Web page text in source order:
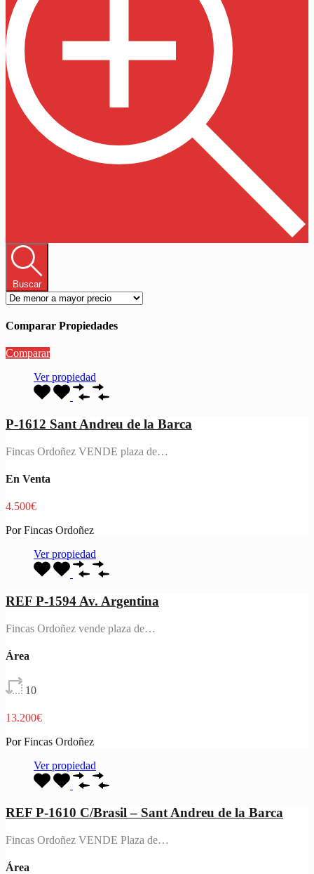
Buscar
Comparar Propiedades
Comparar
Ver propiedad
P-1612 Sant Andreu de la Barca
Fincas Ordoñez VENDE plaza de…
En Venta
4.500€
PorFincas Ordoñez
Ver propiedad
REF P-1594 Av. Argentina
Fincas Ordoñez vende plaza de…
Área
10
13.200€
PorFincas Ordoñez
Ver propiedad
REF P-1610 C/Brasil – Sant Andreu de la Barca
Fincas Ordoñez VENDE Plaza de…
Área